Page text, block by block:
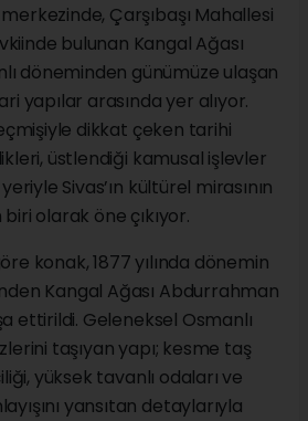
Çarşıbaşı Mahallesi
bulunan Kangal Ağası
döneminden günümüze ulaşan
yapılar arasında yer alıyor.
dikkat çeken tarihi
üstlendiği kamusal işlevler
Sivas’ın kültürel mirasının
olarak öne çıkıyor.
konak, 1877 yılında dönemin
Kangal Ağası Abdurrahman
ettirildi. Geleneksel Osmanlı
taşıyan yapı; kesme taş
yüksek tavanlı odaları ve
yansıtan detaylarıyla